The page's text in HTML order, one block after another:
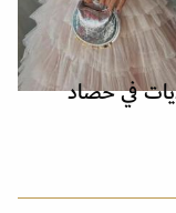
في حصاد